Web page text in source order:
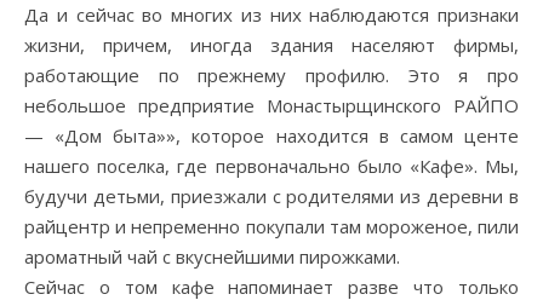
Да и сейчас во многих из них наблюдаются признаки
жизни, причем, иногда здания населяют фирмы,
работающие по прежнему профилю. Это я про
небольшое предприятие Монастырщинского РАЙПО
— «Дом быта»», которое находится в самом центе
нашего поселка, где первоначально было «Кафе». Мы,
будучи детьми, приезжали с родителями из деревни в
райцентр и непременно покупали там мороженое, пили
ароматный чай с вкуснейшими пирожками.
Сейчас о том кафе напоминает разве что только